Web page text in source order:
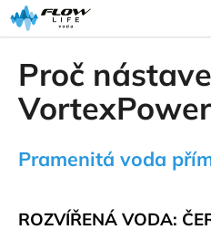
Přejít
na
obsah
Proč
Pramenitá voda
ROZVÍŘENÁ VODA:
K
o
C
o
p
o
ř